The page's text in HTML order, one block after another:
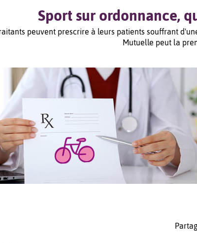
Sport sur ordonnance,
peuvent prescrire à leurs patients souffrant
Mutuelle peut la